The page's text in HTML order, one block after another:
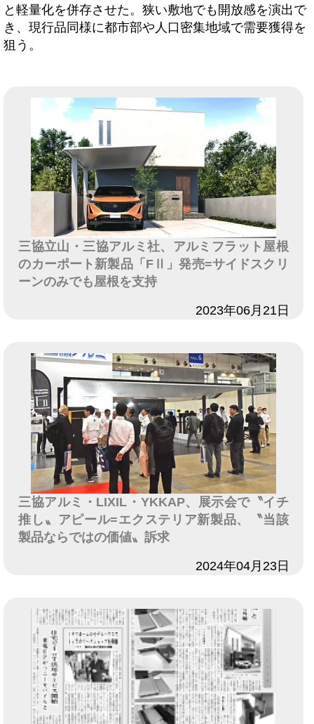
と軽量化を併存させた。狭い敷地でも開放感を演出で
き、現行品同様に都市部や人口密集地域で需要獲得を
狙う。
三協立山・三協アルミ社、アルミフラット屋根
のカーポート新製品「FⅡ」発売=サイドスクリ
ーンのみでも屋根を支持
2023年06月21日
三協アルミ・LIXIL・YKKAP、展示会で〝イチ
推し〟アピール=エクステリア新製品、〝当該
製品ならではの価値〟訴求
2024年04月23日